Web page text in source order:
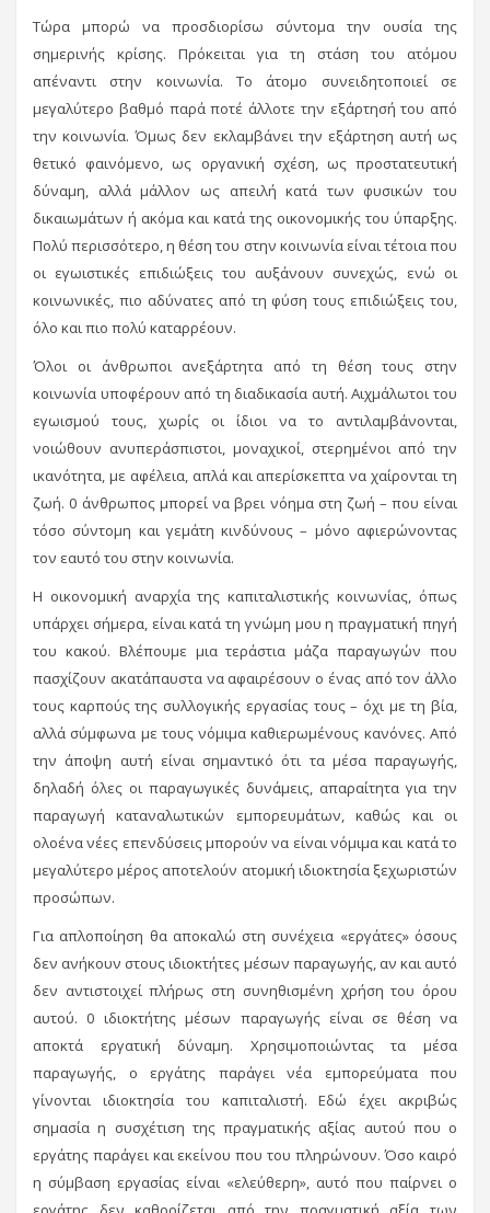
Τώρα μπορώ να προσδιορίσω σύντομα την ουσία της
σημερινής κρίσης. Πρόκειται για τη στάση του ατόμου
απέναντι στην κοινωνία. Το άτομο συνειδητοποιεί σε
μεγαλύτερο βαθμό παρά ποτέ άλλοτε την εξάρτησή του από
την κοινωνία. Όμως δεν εκλαμβάνει την εξάρτηση αυτή ως
θετικό φαινόμενο, ως οργανική σχέση, ως προστατευτική
δύναμη, αλλά μάλλον ως απειλή κατά των φυσικών του
δικαιωμάτων ή ακόμα και κατά της οικονομικής του ύπαρξης.
Πολύ περισσότερο, η θέση του στην κοινωνία είναι τέτοια που
οι εγωιστικές επιδιώξεις του αυξάνουν συνεχώς, ενώ οι
κοινωνικές, πιο αδύνατες από τη φύση τους επιδιώξεις του,
όλο και πιο πολύ καταρρέουν.
Όλοι οι άνθρωποι ανεξάρτητα από τη θέση τους στην
κοινωνία υποφέρουν από τη διαδικασία αυτή. Αιχμάλωτοι του
εγωισμού τους, χωρίς οι ίδιοι να το αντιλαμβάνονται,
νοιώθουν ανυπεράσπιστοι, μοναχικοί, στερημένοι από την
ικανότητα, με αφέλεια, απλά και απερίσκεπτα να χαίρονται τη
ζωή. 0 άνθρωπος μπορεί να βρει νόημα στη ζωή – που είναι
τόσο σύντομη και γεμάτη κινδύνους – μόνο αφιερώνοντας
τον εαυτό του στην κοινωνία.
Η οικονομική αναρχία της καπιταλιστικής κοινωνίας, όπως
υπάρχει σήμερα, είναι κατά τη γνώμη μου η πραγματική πηγή
του κακού. Βλέπουμε μια τεράστια μάζα παραγωγών που
πασχίζουν ακατάπαυστα να αφαιρέσουν ο ένας από τον άλλο
τους καρπούς της συλλογικής εργασίας τους – όχι με τη βία,
αλλά σύμφωνα με τους νόμιμα καθιερωμένους κανόνες. Από
την άποψη αυτή είναι σημαντικό ότι τα μέσα παραγωγής,
δηλαδή όλες οι παραγωγικές δυνάμεις, απαραίτητα για την
παραγωγή καταναλωτικών εμπορευμάτων, καθώς και οι
ολοένα νέες επενδύσεις μπορούν να είναι νόμιμα και κατά το
μεγαλύτερο μέρος αποτελούν ατομική ιδιοκτησία ξεχωριστών
προσώπων.
Για απλοποίηση θα αποκαλώ στη συνέχεια «εργάτες» όσους
δεν ανήκουν στους ιδιοκτήτες μέσων παραγωγής, αν και αυτό
δεν αντιστοιχεί πλήρως στη συνηθισμένη χρήση του όρου
αυτού. 0 ιδιοκτήτης μέσων παραγωγής είναι σε θέση να
αποκτά εργατική δύναμη. Χρησιμοποιώντας τα μέσα
παραγωγής, ο εργάτης παράγει νέα εμπορεύματα που
γίνονται ιδιοκτησία του καπιταλιστή. Εδώ έχει ακριβώς
σημασία η συσχέτιση της πραγματικής αξίας αυτού που ο
εργάτης παράγει και εκείνου που του πληρώνουν. Όσο καιρό
η σύμβαση εργασίας είναι «ελεύθερη», αυτό που παίρνει ο